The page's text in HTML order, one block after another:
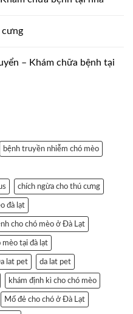
cưng
– Khám chữa bệnh tại
bệnh truyền nhiễm chó mèo
chích ngừa cho thú cưng
đà lạt
cho chó mèo ở Đà Lạt
mèo tại đà lạt
lat pet da lat pet
khám định kì cho chó mèo
Mổ đẻ cho chó ở Đà Lạt